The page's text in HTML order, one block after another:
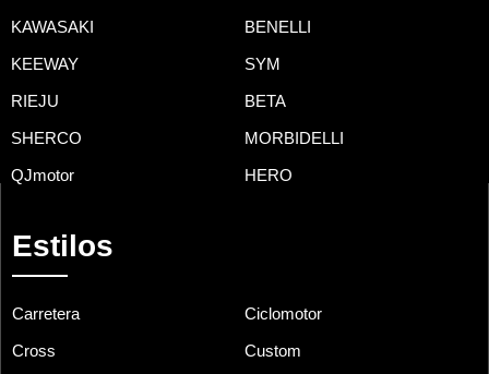
KAWASAKI BENELLI
KEEWAY SYM
RIEJU BETA
SHERCO MORBIDELLI
QJmotor HERO
Estilos
Carretera Ciclomotor
Cross Custom